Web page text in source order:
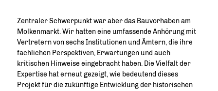
Zentraler Schwerpunkt war aber das Bauvorhaben am
Molkenmarkt. Wir hatten eine umfassende Anhörung mit
Vertretern von sechs Institutionen und Ämtern, die ihre
fachlichen Perspektiven, Erwartungen und auch
kritischen Hinweise eingebracht haben. Die Vielfalt der
Expertise hat erneut gezeigt, wie bedeutend dieses
Projekt für die zukünftige Entwicklung der historischen